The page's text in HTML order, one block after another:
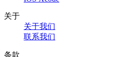
关于
关于我们
联系我们
条款